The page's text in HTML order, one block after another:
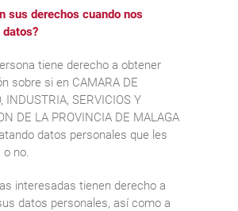
sus derechos cuando nos
tiene derecho a obtener
sobre si en CAMARA DE
INDUSTRIA, SERVICIOS Y
DE LA PROVINCIA DE MALAGA
datos personales que les
o no.
interesadas tienen derecho a
datos personales, así como a